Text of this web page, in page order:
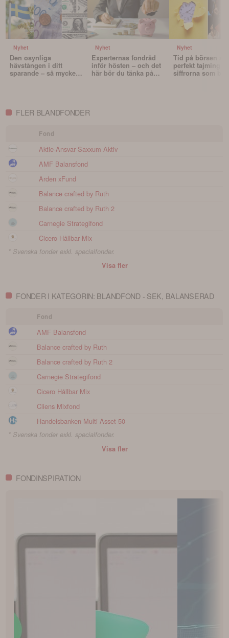
Nyhet
Den osynliga
hävstången i ditt
sparande – så mycket
Nyhet
Experternas fondråd
inför hösten – och det
här bör du tänka på
Nyhet
Tid på börsen
perfekt tajming –
siffrorna som
FLER BLANDFONDER
Fond
Aktie-Ansvar Saxxum Aktiv
AMF Balansfond
Arden xFund
Balance crafted by Ruth
Balance crafted by Ruth 2
Carnegie Strategifond
Cicero Hållbar Mix
* Svenska fonder exkl. specialfonder.
Visa fler
FONDER I KATEGORIN: BLANDFOND - SEK, BALANSERAD
Fond
AMF Balansfond
Balance crafted by Ruth
Balance crafted by Ruth 2
Carnegie Strategifond
Cicero Hållbar Mix
Cliens Mixfond
Handelsbanken Multi Asset 50
* Svenska fonder exkl. specialfonder.
Visa fler
FONDINSPIRATION